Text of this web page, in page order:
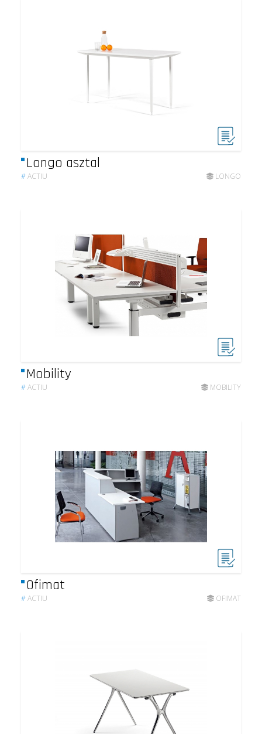
Longo asztal
#ACTIU LONGO
Mobility
#ACTIU MOBILITY
Ofimat
#ACTIU OFIMAT